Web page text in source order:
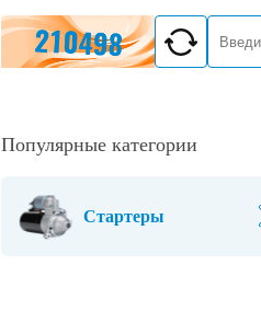
Популярные категории
Стартеры